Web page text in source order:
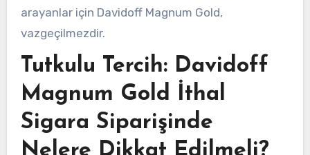
arayanlar için Davidoff Magnum Gold,
vazgeçilmezdir.
Tutkulu Tercih: Davidoff
Magnum Gold İthal
Sigara Siparişinde